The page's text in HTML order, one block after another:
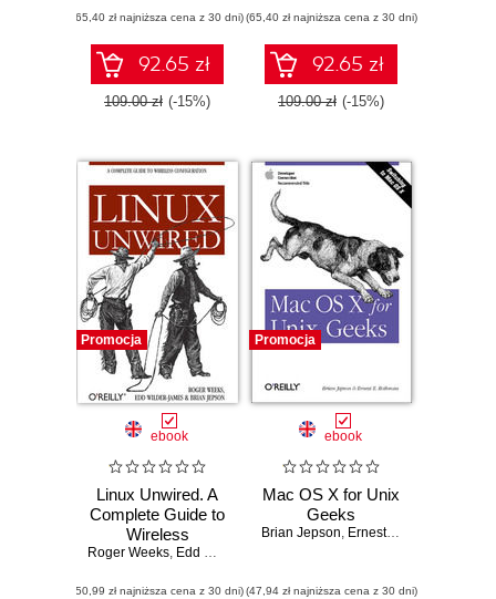
Edition
(65,40 zł najniższa cena z 30 dni)
92.65 zł
109.00 zł (-15%)
(65,40 zł najniższa cena z 30 dni)
92.65 zł
109.00 zł (-15%)
Promocja
ebook
Linux Unwired. A
Complete Guide to
Wireless
Configuration
Roger Weeks, Edd Wilder-James
(50,99 zł najniższa cena z 30 dni)
Promocja
ebook
Mac OS X for Unix
Geeks
Brian Jepson, Ernest E. Rothman
(47,94 zł najniższa cena z 30 dni)